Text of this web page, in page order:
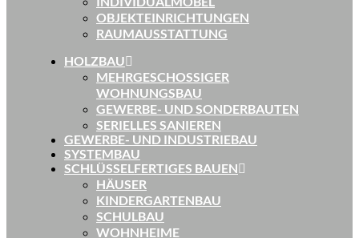
OBJEKTEINRICHTUNGEN
RAUMAUSSTATTUNG
HOLZBAU
MEHRGESCHOSSIGER
WOHNUNGSBAU
GEWERBE- UND SONDERBAUTEN
SERIELLES SANIEREN
GEWERBE- UND INDUSTRIEBAU
SYSTEMBAU
SCHLÜSSELFERTIGES BAUEN
HÄUSER
KINDERGARTENBAU
SCHULBAU
WOHNHEIME